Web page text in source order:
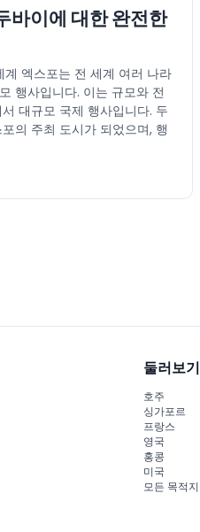
바이에 대한 완전한
계 엑스포는 전 세계 여러 나라
행사입니다. 이는 규모와 전
대규모 국제 행사입니다. 두
의 주최 도시가 되었으며, 행
둘러보기
호주
싱가포르
프랑스
영국
홍콩
미국
모든 목적지